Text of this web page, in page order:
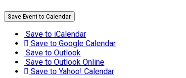
Save Event to Calendar
Save to iCalendar
Save to Google Calendar
Save to Outlook
Save to Outlook Online
Save to Yahoo! Calendar